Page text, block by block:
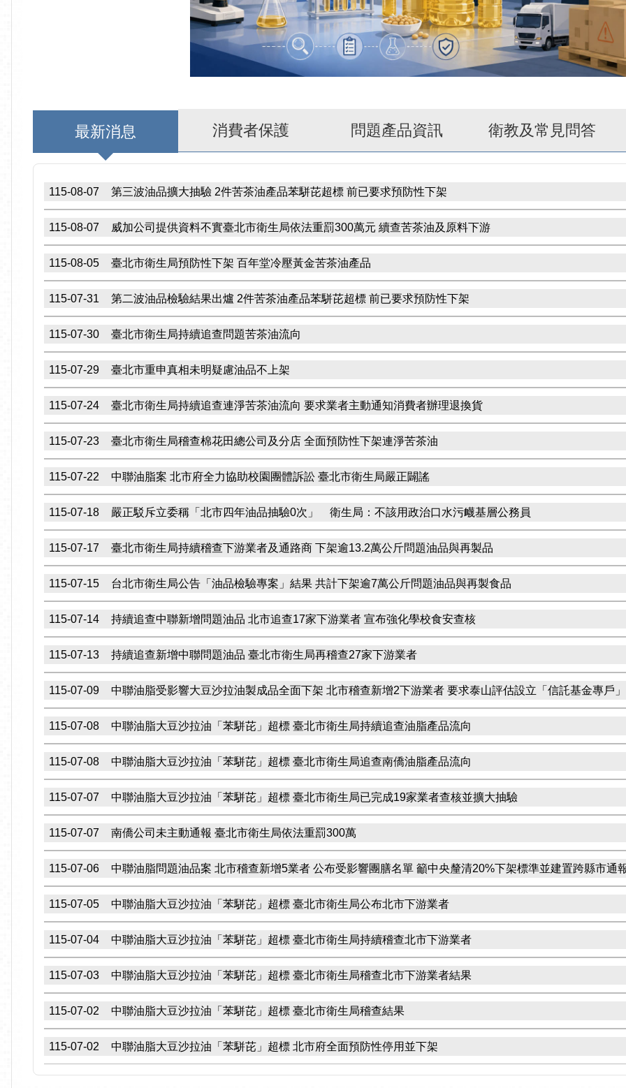
最新消息 消費者保護 問題產品資訊 衛教及常見問答
115-08-07 第三波油品擴大抽驗 2件苦茶油產品苯駢芘超標 前已要求預防性下架
115-08-07 威加公司提供資料不實臺北市衛生局依法重罰300萬元 續查苦茶油及原料下游
115-08-05 臺北市衛生局預防性下架 百年堂冷壓黃金苦茶油產品
115-07-31 第二波油品檢驗結果出爐 2件苦茶油產品苯駢芘超標 前已要求預防性下架
115-07-30 臺北市衛生局持續追查問題苦茶油流向
115-07-29 臺北市重申真相未明疑慮油品不上架
115-07-24 臺北市衛生局持續追查連淨苦茶油流向 要求業者主動通知消費者辦理退換貨
115-07-23 臺北市衛生局稽查棉花田總公司及分店 全面預防性下架連淨苦茶油
115-07-22 中聯油脂案 北市府全力協助校園團體訴訟 臺北市衛生局嚴正闢謠
115-07-18 嚴正駁斥立委稱「北市四年油品抽驗0次」 衛生局：不該用政治口水污衊基層公務員
115-07-17 臺北市衛生局持續稽查下游業者及通路商 下架逾13.2萬公斤問題油品與再製品
115-07-15 台北市衛生局公告「油品檢驗專案」結果 共計下架逾7萬公斤問題油品與再製食品
115-07-14 持續追查中聯新增問題油品 北市追查17家下游業者 宣布強化學校食安查核
115-07-13 持續追查新增中聯問題油品 臺北市衛生局再稽查27家下游業者
115-07-09 中聯油脂受影響大豆沙拉油製成品全面下架 北市稽查新增2下游業者 要求泰山評估設立「信託基金專戶」
115-07-08 中聯油脂大豆沙拉油「苯駢芘」超標 臺北市衛生局持續追查油脂產品流向
115-07-08 中聯油脂大豆沙拉油「苯駢芘」超標 臺北市衛生局追查南僑油脂產品流向
115-07-07 中聯油脂大豆沙拉油「苯駢芘」超標 臺北市衛生局已完成19家業者查核並擴大抽驗
115-07-07 南僑公司未主動通報 臺北市衛生局依法重罰300萬
115-07-06 中聯油脂問題油品案 北市稽查新增5業者 公布受影響團膳名單 籲中央釐清20%下架標準並建置跨縣市通
115-07-05 中聯油脂大豆沙拉油「苯駢芘」超標 臺北市衛生局公布北市下游業者
115-07-04 中聯油脂大豆沙拉油「苯駢芘」超標 臺北市衛生局持續稽查北市下游業者
115-07-03 中聯油脂大豆沙拉油「苯駢芘」超標 臺北市衛生局稽查北市下游業者結果
115-07-02 中聯油脂大豆沙拉油「苯駢芘」超標 臺北市衛生局稽查結果
115-07-02 中聯油脂大豆沙拉油「苯駢芘」超標 北市府全面預防性停用並下架